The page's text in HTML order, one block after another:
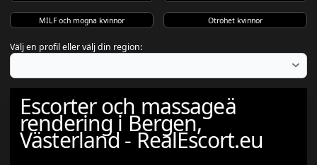
MILF och mogna kvinnor Otrohet kvinnor
Välj en profil eller välj din region:
Escorter och massageä
rendering i Bergen,
Västerland - RealEscort.eu